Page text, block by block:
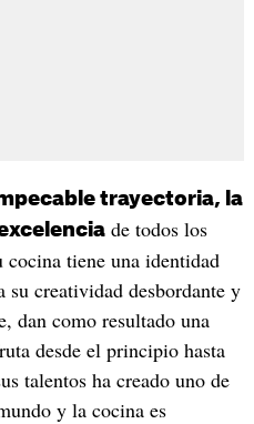
trayectoria, la
de todos los
cocina tiene una identidad
creatividad desbordante y
dan como resultado una
desde el principio hasta
talentos ha creado uno de
y la cocina es